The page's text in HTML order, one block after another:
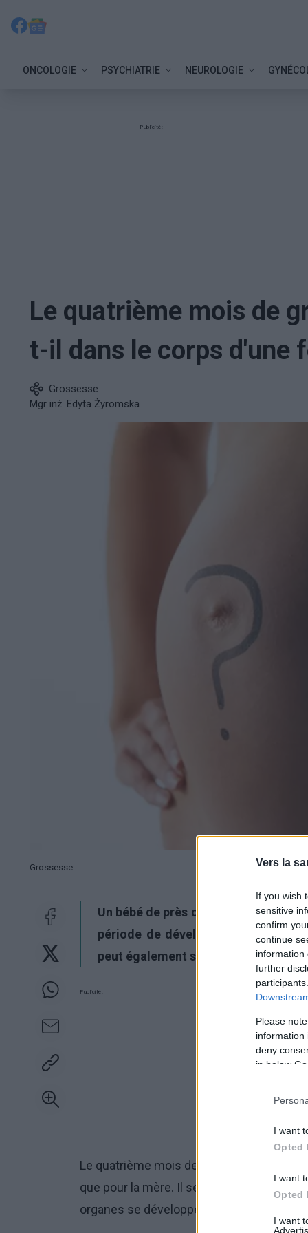
Vers la
If you wish
sensitive
confirm
continue
information
further
Please
information
deny
in below
I want
Opted
I want
Opted
I want
ONCOLOGIE PSYCHIATRIE NEUROLOGIE
Publicité:
Le quatrième mois de
t-il dans le corps d'une
Grossesse
Mgr inż. Edyta Żyromska
Grossesse
Un bébé de près de 25 grammes
période de développement intense
peut également sucer son pouce.
Publicité:
Le quatrième mois de grossesse est une
que pour la mère. Il se passe beaucoup
organes se développent et la maman